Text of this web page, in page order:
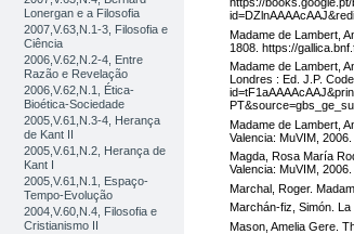
Lonergan e a Filosofia
2007,V.63,N.1-3, Filosofia e
Ciência
2006,V.62,N.2-4, Entre
Razão e Revelação
2006,V.62,N.1, Ética-
Bioética-Sociedade
2005,V.61,N.3-4, Herança
de Kant II
2005,V.61,N.2, Herança de
Kant I
2005,V.61,N.1, Espaço-
Tempo-Evolução
2004,V.60,N.4, Filosofia e
Cristianismo II
Madame de Lambert,
1808. https://
Madame de Lambert,
Londres : Ed. J.P.
Madame de Lambert,
Valencia: MuVIM, 2006.
Magda, Rosa María
Valencia: MuVIM, 2006.
Marchal, Roger.
Marchán-fiz, Simón.
Mason, Amelia Gere.